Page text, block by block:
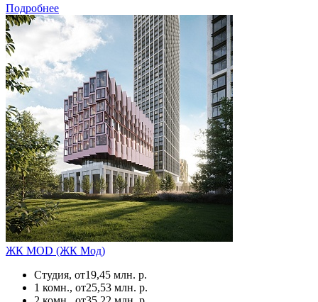
Подробнее
ЖК MOD (ЖК Мод)
Студия, от19,45 млн. р.
1 комн., от25,53 млн. р.